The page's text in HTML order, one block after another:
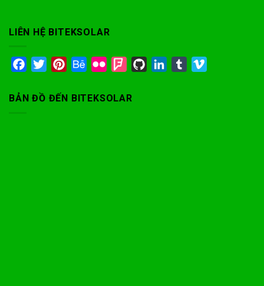
LIÊN HỆ BITEKSOLAR
FacebookTwitterPinterestBehance
Flickr Foursquare
GitHub LinkedIn
Tumblr
BẢN ĐỒ ĐẾN BITEKSOLAR